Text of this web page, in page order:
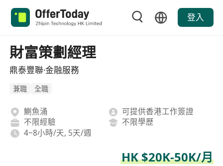
登入
財富策劃經理
鼎泰豐聯·金融服務
兼職 全職
鰂魚涌
可提供香港工作簽證
不限經驗
不限學歷
4~8小時/天, 5天/週
HK $20K-50K/月